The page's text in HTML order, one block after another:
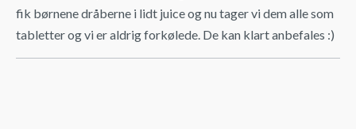
fik børnene dråberne i lidt juice og nu tager vi dem alle som
tabletter og vi er aldrig forkølede. De kan klart anbefales :)